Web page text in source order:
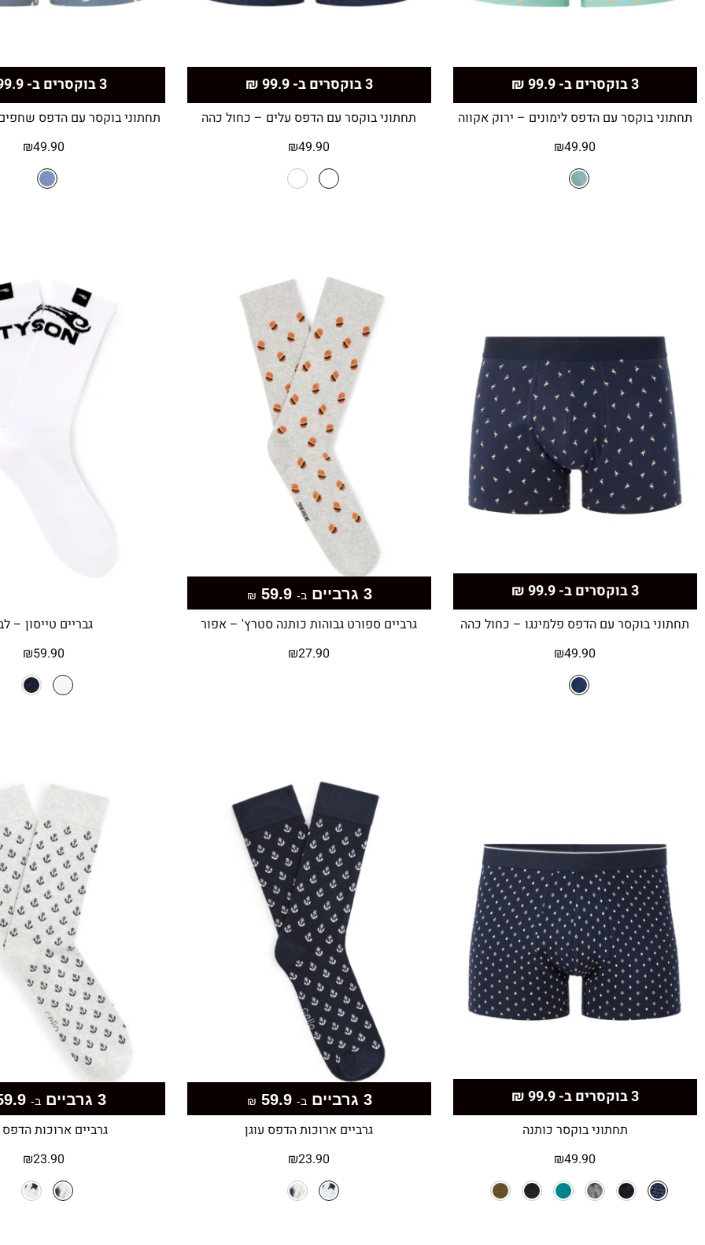
3 בוקסרים ב- 99.9 ₪
תחתוני בוקסר עם הדפס לימונים – ירוק אקווה
₪49.90
3 בוקסרים ב- 99.9 ₪
תחתוני בוקסר עם הדפס עלים – כחול כהה
₪49.90
3 בוקסרים ב- 99.9 ₪
תחתוני בוקסר עם הדפס
₪49.90
3 בוקסרים ב- 99.9 ₪
תחתוני בוקסר עם הדפס פלמינגו – כחול כהה
₪49.90
3 גרביים ב- 59.9
₪
גרביים ספורט גבוהות כותנה סטרץ' – אפור
₪27.90
גבריים טייסון –
₪59.90
3 בוקסרים ב- 99.9 ₪
תחתוני בוקסר כותנה
₪49.90
3 גרביים ב- 59.9
₪
גרביים ארוכות הדפס עוגן
₪23.90
3 גרביים ב- 59.9
גרביים ארוכות הדפס
₪23.90